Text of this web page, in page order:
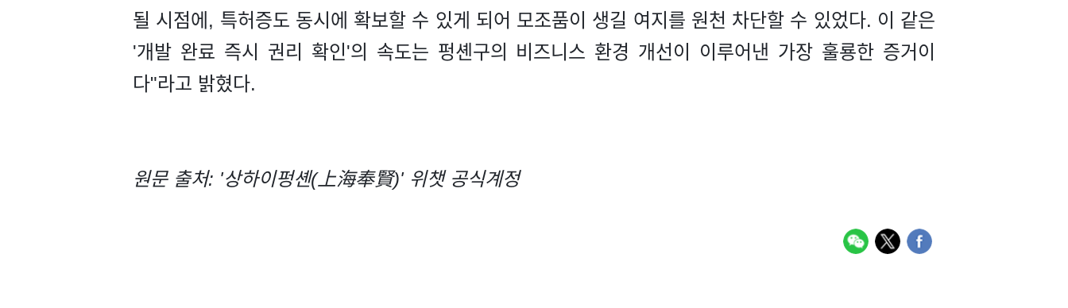
될 시점에, 특허증도 동시에 확보할 수 있게 되어 모조품이 생길 여지를 원천 차단할 수 있었다. 이 같은
'개발 완료 즉시 권리 확인'의 속도는 펑셴구의 비즈니스 환경 개선이 이루어낸 가장 훌룡한 증거이
다"라고 밝혔다.
원문 출처: '상하이펑셴(上海奉賢)' 위챗 공식계정